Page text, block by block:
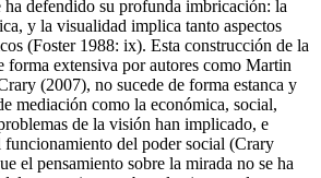
ha defendido su profunda imbricación: la
y la visualidad implica tanto aspectos
(Foster 1988: ix). Esta construcción de la
forma extensiva por autores como Martin
(2007), no sucede de forma estanca y
mediación como la económica, social,
de la visión han implicado, e
del poder social (Crary
el pensamiento sobre la mirada no se ha